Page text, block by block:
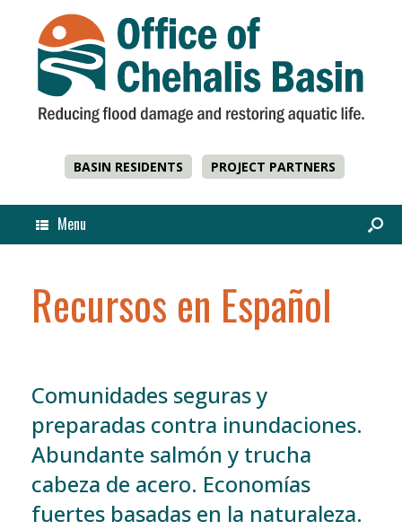
BASIN RESIDENTS PROJECT PARTNERS
Menu
Recursos en Español
Comunidades seguras y
preparadas contra inundaciones.
Abundante salmón y trucha
cabeza de acero. Economías
fuertes basadas en la naturaleza.